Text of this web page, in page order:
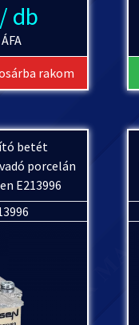
db
rakom
betét
porcelán
E213996